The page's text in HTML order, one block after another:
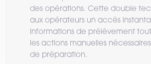
des opérations. Cette double
aux opérateurs un accès
informations de prélèvement
les actions manuelles
de préparation.